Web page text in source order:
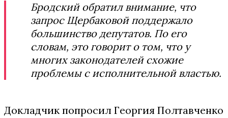
Бродский обратил внимание, что
запрос Щербаковой поддержало
большинство депутатов. По его
словам, это говорит о том, что у
многих законодателей схожие
проблемы с исполнительной властью.
Докладчик попросил Георгия Полтавченко